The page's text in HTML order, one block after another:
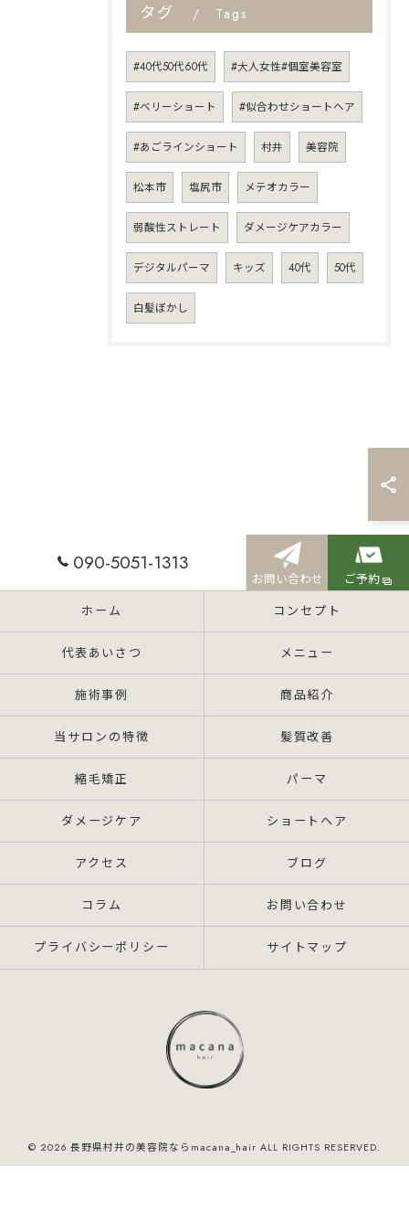
タグ Tags
#40代50代60代 #大人女性#個室美容室
#ベリーショート #似合わせショートヘア
#あごラインショート 村井 美容院
松本市 塩尻市 メテオカラー
弱酸性ストレート ダメージケアカラー
デジタルパーマ キッズ 40代 50代
白髪ぼかし
090-5051-1313
お問い合わせ ご予約
ホーム コンセプト
代表あいさつ メニュー
施術事例 商品紹介
当サロンの特徴 髪質改善
縮毛矯正 パーマ
ダメージケア ショートヘア
アクセス ブログ
コラム お問い合わせ
プライバシーポリシー サイトマップ
© 2026 長野県村井の美容院ならmacana_hair ALL RIGHTS RESERVED.